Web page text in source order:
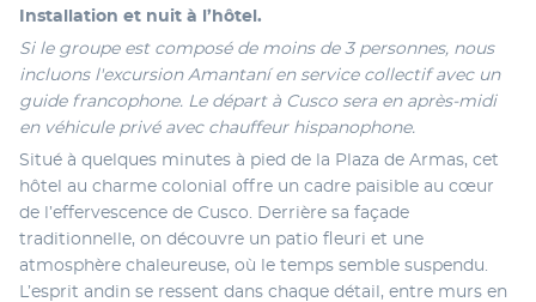
Installation et nuit à l’hôtel.
Si le groupe est composé de moins de 3 personnes, nous
incluons l'excursion Amantaní en service collectif avec un
guide francophone. Le départ à Cusco sera en après-midi
en véhicule privé avec chauffeur hispanophone.
Situé à quelques minutes à pied de la Plaza de Armas, cet
hôtel au charme colonial offre un cadre paisible au cœur
de l’effervescence de Cusco. Derrière sa façade
traditionnelle, on découvre un patio fleuri et une
atmosphère chaleureuse, où le temps semble suspendu.
L’esprit andin se ressent dans chaque détail, entre murs en